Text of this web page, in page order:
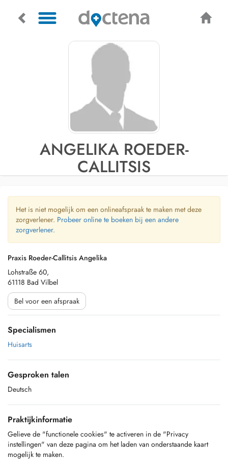
ANGELIKA ROEDER-
CALLITSIS
Het is niet mogelijk om een onlineafspraak te maken met deze
zorgverlener. Probeer online te boeken bij een andere
zorgverlener.
Praxis Roeder-Callitsis Angelika
Lohstraße 60,
61118 Bad Vilbel
Bel voor een afspraak
Specialismen
Huisarts
Gesproken talen
Deutsch
Praktijkinformatie
Gelieve de "functionele cookies" te activeren in de "Privacy
instellingen" van deze pagina om het laden van onderstaande kaart
mogelijk te maken.